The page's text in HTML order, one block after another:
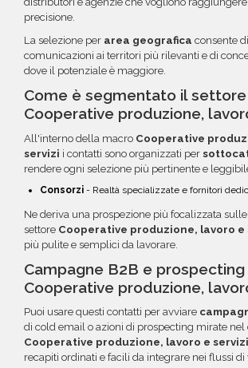
precisione.
La selezione per area geografica consente
comunicazioni ai territori più rilevanti e di
dove il potenziale è maggiore.
Come è segmentato il settore
Cooperative produzione,
All'interno della macro Cooperative
servizi i contatti sono organizzati per
rendere ogni selezione più pertinente e
Consorzi - Realtà specializzate e fornitori
Ne deriva una prospezione più focalizzata
settore Cooperative produzione, lavoro e
più pulite e semplici da lavorare.
Campagne B2B e
Cooperative produzione,
Puoi usare questi contatti per avviare
di cold email o azioni di prospecting mirate
Cooperative produzione, lavoro e servizi
recapiti ordinati e facili da integrare nei flussi di